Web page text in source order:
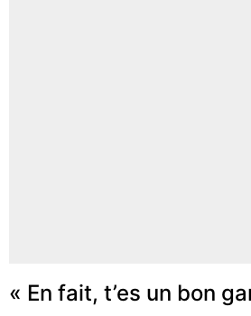
« En fait, t’es un bon